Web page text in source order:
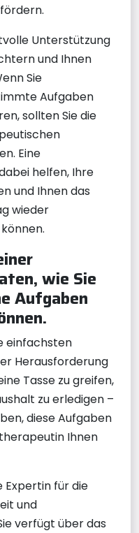
Unterstützung
und Ihnen
Sie
Aufgaben
sollten Sie die
Eine
helfen, Ihre
und Ihnen das
wieder
wie Sie
Aufgaben
einfachsten
Herausforderung
Tasse zu greifen,
zu erledigen –
diese Aufgaben
Ihnen
Expertin für die
und
verfügt über das